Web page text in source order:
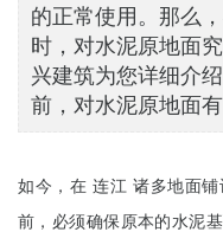
的正常使用。那么
时，对水泥原地面
兴建筑为您详细介
前，对水泥原地面
如今，在 连江 诸多地面
前，必须确保原本的水泥